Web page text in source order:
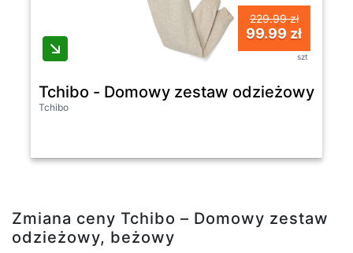
229.99 zł
99.99 zł
szt
Tchibo - Domowy zestaw odzieżowy-
Tchibo
Zmiana ceny Tchibo – Domowy zestaw
odzieżowy, beżowy